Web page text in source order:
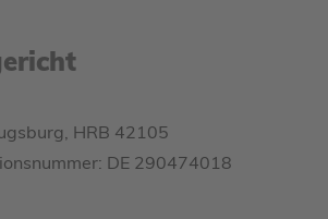
HRB 42105
DE 290474018